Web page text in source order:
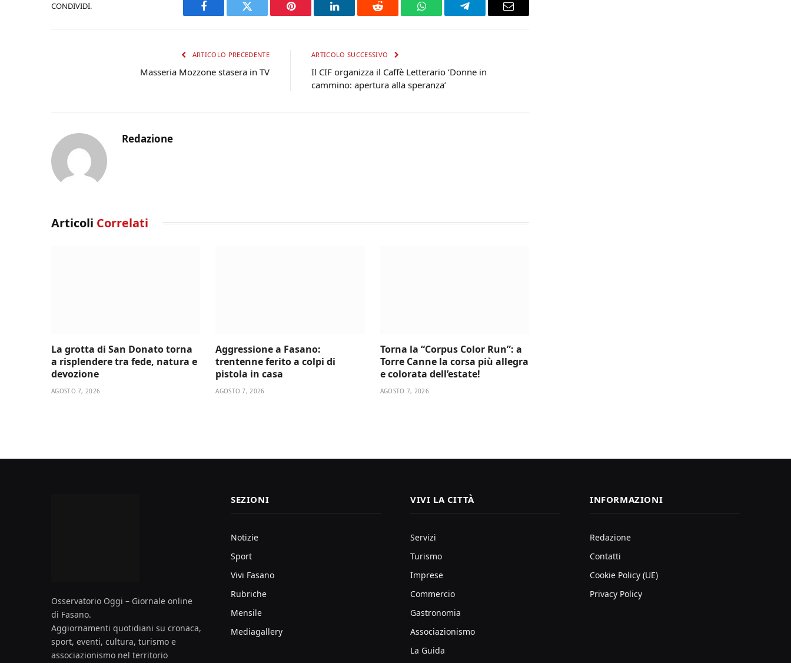
CONDIVIDI.
Facebook Twitter Pinterest LinkedIn Reddit WhatsAppTelegram Email
ARTICOLO PRECEDENTE
Masseria Mozzone stasera in TV
ARTICOLO SUCCESSIVO
Il CIF organizza il Caffè Letterario ‘Donne in
cammino: apertura alla speranza’
Redazione
Articoli Correlati
La grotta di San Donato torna
a risplendere tra fede, natura e
devozione
AGOSTO 7, 2026
Aggressione a Fasano:
trentenne ferito a colpi di
pistola in casa
AGOSTO 7, 2026
Torna la “Corpus Color Run”: a
Torre Canne la corsa più allegra
e colorata dell’estate!
AGOSTO 7, 2026
Osservatorio Oggi – Giornale online
di Fasano.
Aggiornamenti quotidiani su cronaca,
sport, eventi, cultura, turismo e
associazionismo nel territorio
SEZIONI
Notizie
Sport
Vivi Fasano
Rubriche
Mensile
Mediagallery
VIVI LA CITTÀ
Servizi
Turismo
Imprese
Commercio
Gastronomia
Associazionismo
La Guida
INFORMAZIONI
Redazione
Contatti
Cookie Policy (UE)
Privacy Policy